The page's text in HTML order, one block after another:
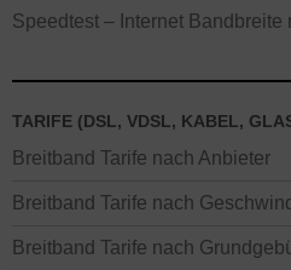
Speedtest – Internet Bandbreite
TARIFE (DSL, VDSL, KABEL,
Breitband Tarife nach Anbieter
Breitband Tarife nach
Breitband Tarife nach